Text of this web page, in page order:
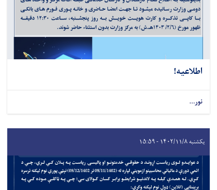
اطلاعیه!
نور...
یکشنبه ۱۴۰۲/۱۱/۸ - ۱۵:۵۹